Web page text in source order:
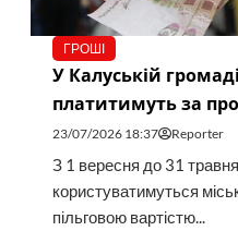
ГРОШІ
У Калуській
платитимуть за
23/07/2026 18:37 Reporter
З 1 вересня до 31 травня
користуватимуться
пільговою вартістю...